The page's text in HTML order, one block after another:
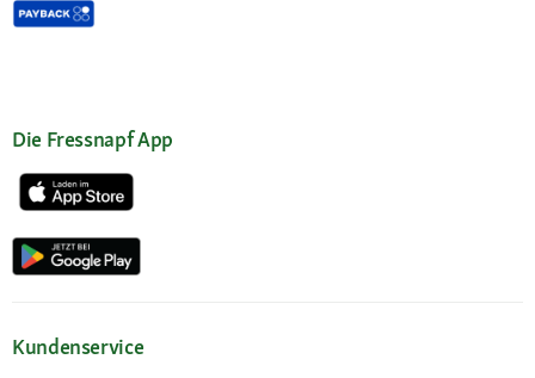
Die Fressnapf App
Kundenservice